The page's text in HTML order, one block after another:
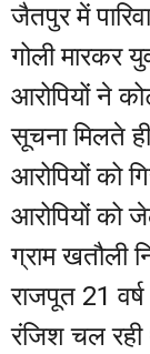
जैतपुर में
गोली मारकर
आरोपियों ने
सूचना मिलते
आरोपियों को
आरोपियों को
ग्राम खतौली
राजपूत 21
रंजिश चल